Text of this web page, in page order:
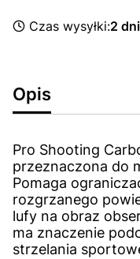
Czas wysyłki:2 dni
Opis
Pro Shooting
przeznaczona do
Pomaga
rozgrzanego
lufy na obraz
ma znaczenie
strzelania